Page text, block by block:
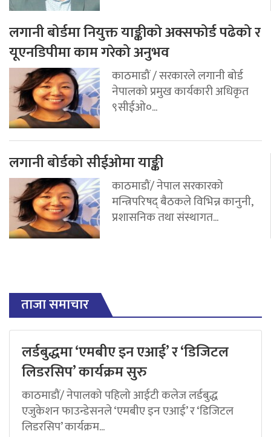
लगानी बोर्डमा नियुक्त याङ्कीको अक्सफोर्ड पढेको र
यूएनडिपीमा काम गरेको अनुभव
काठमाडौं / सरकारले लगानी बोर्ड
नेपालको प्रमुख कार्यकारी अधिकृत
९सीईओ०...
लगानी बोर्डको सीईओमा याङ्की
काठमाडौं/ नेपाल सरकारको
मन्त्रिपरिषद् बैठकले विभिन्न कानुनी,
प्रशासनिक तथा संस्थागत...
ताजा समाचार
लर्डबुद्धमा ‘एमबीए इन एआई’ र ‘डिजिटल
लिडरसिप’ कार्यक्रम सुरु
काठमाडौं/ नेपालको पहिलो आईटी कलेज लर्डबुद्ध
एजुकेशन फाउन्डेसनले ‘एमबीए इन एआई’ र ‘डिजिटल
लिडरसिप’ कार्यक्रम...